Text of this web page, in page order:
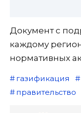
Документ с
каждому
нормативных
газификация
правительство